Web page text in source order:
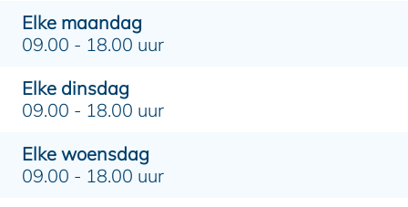
Elke maandag
09.00 - 18.00 uur
Elke dinsdag
09.00 - 18.00 uur
Elke woensdag
09.00 - 18.00 uur